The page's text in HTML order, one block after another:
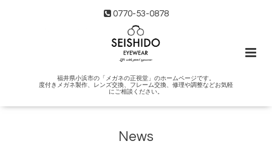
0770-53-0878
福井県小浜市の「メガネの正視堂」のホームページです。
度付きメガネ製作、レンズ交換、フレーム交換、修理や調整などお気軽
にご相談ください。
News